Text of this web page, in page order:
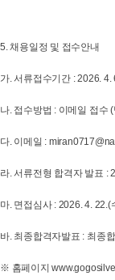
5. 채용일정 및 접수안내
가. 서류접수기간 : 2026. 4.
나. 접수방법 : 이메일 접수
다. 이메일 :
라. 서류전형 합격자 발표 :
마. 면접심사 : 2026. 4.
바. 최종합격자발표 : 최종
※ 홈페이지